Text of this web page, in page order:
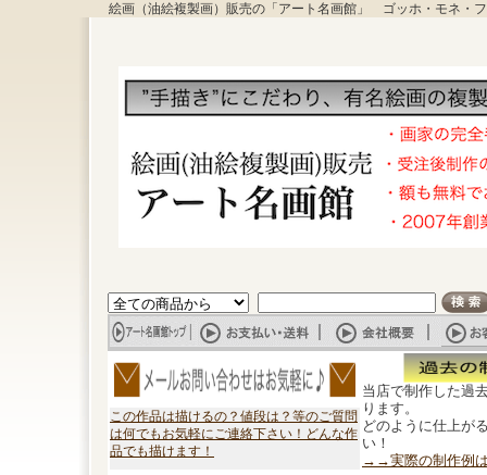
絵画（油絵複製画）販売の「アート名画館」 ゴッホ・モネ・
この作品は描けるの？値段は？等のご質問
は何でもお気軽にご連絡下さい！どんな作
品でも描けます！
当店で制作した過
ります。
どのように仕上が
い！
→→実際の制作例